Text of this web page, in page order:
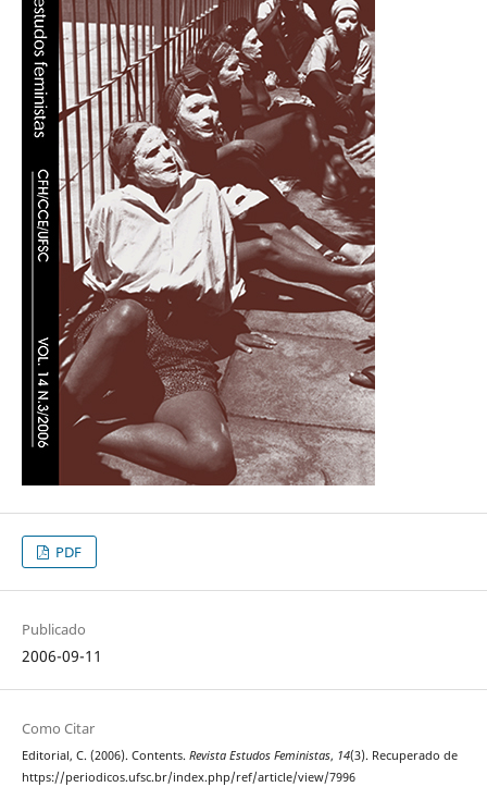
PDF
Publicado
2006-09-11
Como Citar
Editorial, C. (2006). Contents. Revista Estudos Feministas, 14(3). Recuperado de
https://periodicos.ufsc.br/index.php/ref/article/view/7996